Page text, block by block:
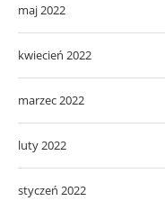
maj 2022
kwiecień 2022
marzec 2022
luty 2022
styczeń 2022